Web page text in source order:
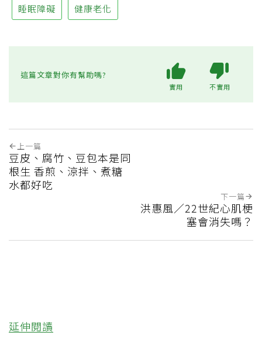
睡眠障礙 健康老化
這篇文章對你有幫助嗎?
實用 不實用
上一篇
豆皮、腐竹、豆包本是同
根生 香煎、涼拌、煮糖
水都好吃
下一篇
洪惠風／22世紀心肌梗
塞會消失嗎？
延伸閱讀